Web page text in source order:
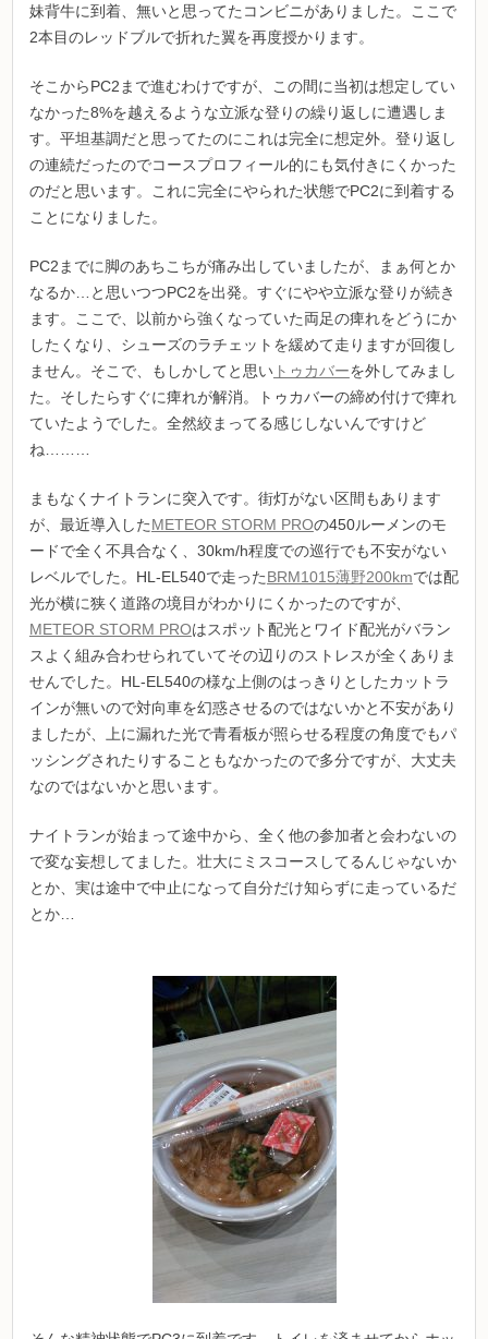
妹背牛に到着、無いと思ってたコンビニがありました。ここで
2本目のレッドブルで折れた翼を再度授かります。
そこからPC2まで進むわけですが、この間に当初は想定してい
なかった8%を越えるような立派な登りの繰り返しに遭遇しま
す。平坦基調だと思ってたのにこれは完全に想定外。登り返し
の連続だったのでコースプロフィール的にも気付きにくかった
のだと思います。これに完全にやられた状態でPC2に到着する
ことになりました。
PC2までに脚のあちこちが痛み出していましたが、まぁ何とか
なるか…と思いつつPC2を出発。すぐにやや立派な登りが続き
ます。ここで、以前から強くなっていた両足の痺れをどうにか
したくなり、シューズのラチェットを緩めて走りますが回復し
ません。そこで、もしかしてと思いトゥカバーを外してみまし
た。そしたらすぐに痺れが解消。トゥカバーの締め付けで痺れ
ていたようでした。全然絞まってる感じしないんですけど
ね………
まもなくナイトランに突入です。街灯がない区間もあります
が、最近導入したMETEOR STORM PROの450ルーメンのモ
ードで全く不具合なく、30km/h程度での巡行でも不安がない
レベルでした。HL-EL540で走ったBRM1015薄野200kmでは配
光が横に狭く道路の境目がわかりにくかったのですが、
METEOR STORM PROはスポット配光とワイド配光がバラン
スよく組み合わせられていてその辺りのストレスが全くありま
せんでした。HL-EL540の様な上側のはっきりとしたカットラ
インが無いので対向車を幻惑させるのではないかと不安があり
ましたが、上に漏れた光で青看板が照らせる程度の角度でもパ
ッシングされたりすることもなかったので多分ですが、大丈夫
なのではないかと思います。
ナイトランが始まって途中から、全く他の参加者と会わないの
で変な妄想してました。壮大にミスコースしてるんじゃないか
とか、実は途中で中止になって自分だけ知らずに走っているだ
とか…